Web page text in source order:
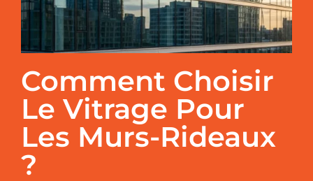
Comment Choisir
Le Vitrage Pour
Les Murs-Rideaux
?